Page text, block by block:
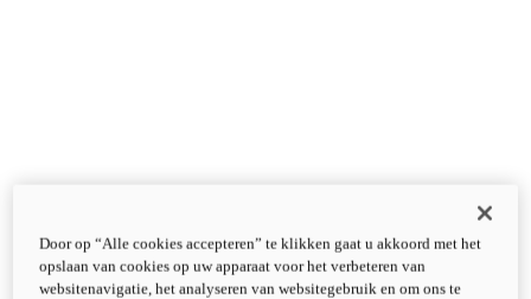
Door op “Alle cookies accepteren” te klikken gaat u akkoord met het
opslaan van cookies op uw apparaat voor het verbeteren van
websitenavigatie, het analyseren van websitegebruik en om ons te